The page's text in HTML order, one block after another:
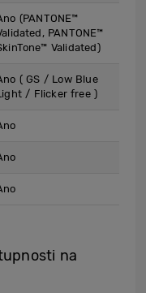
(PANTONE™
PANTONE™
Validated)
( GS / Low Blue
/ Flicker free )
na